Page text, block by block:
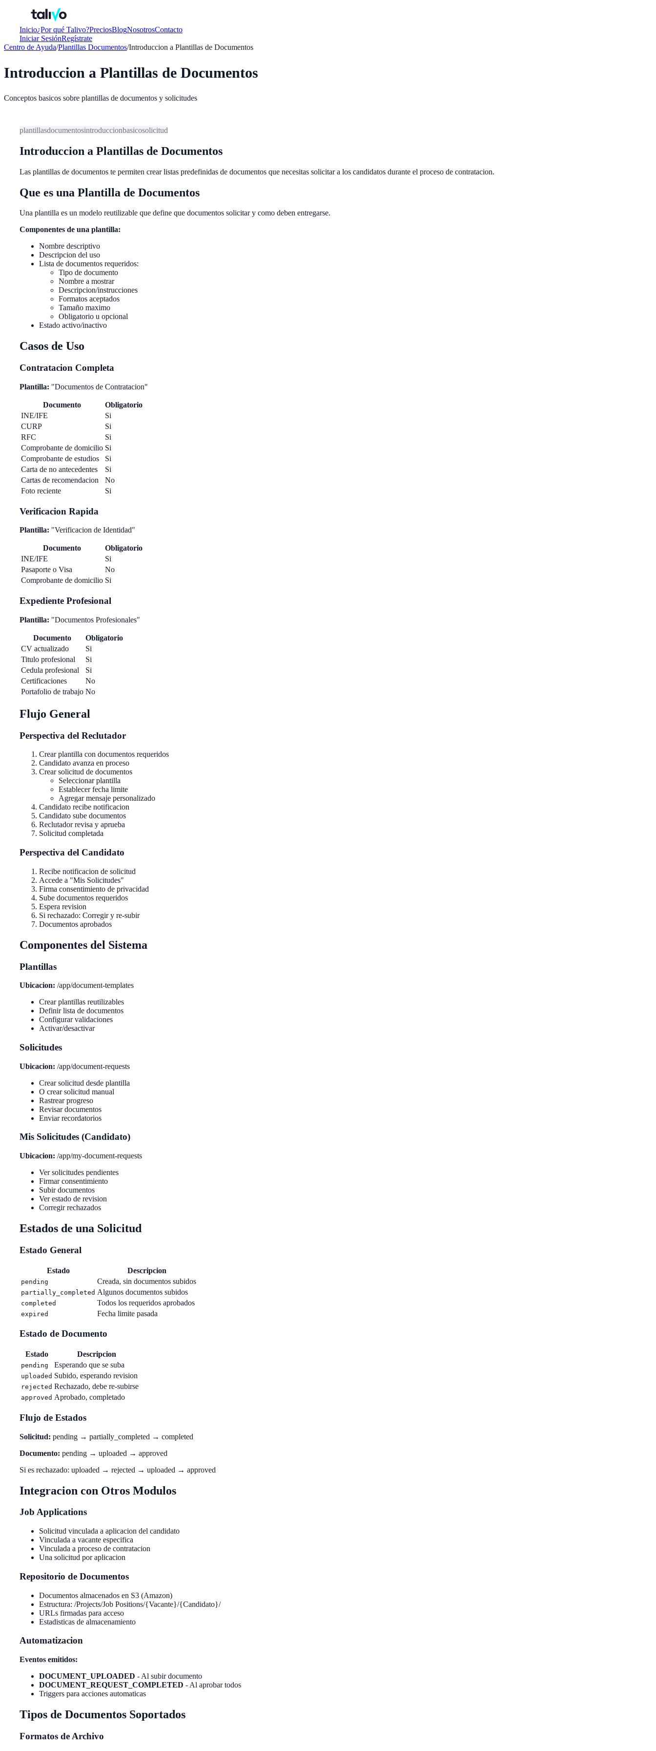
Inicio¿Por qué Talivo?PreciosBlogNosotrosContacto
Iniciar SesiónRegístrate
Centro de Ayuda/Plantillas Documentos/Introduccion a Plantillas de Documentos
Introduccion a Plantillas de Documentos
Conceptos basicos sobre plantillas de documentos y solicitudes
plantillasdocumentosintroduccionbasicosolicitud
Introduccion a Plantillas de Documentos
Las plantillas de documentos te permiten crear listas predefinidas de documentos que necesitas solicitar a los candidatos durante el proceso de contratacion.
Que es una Plantilla de Documentos
Una plantilla es un modelo reutilizable que define que documentos solicitar y como deben entregarse.
Componentes de una plantilla:
Nombre descriptivo
Descripcion del uso
Lista de documentos requeridos:
Tipo de documento
Nombre a mostrar
Descripcion/instrucciones
Formatos aceptados
Tamaño maximo
Obligatorio u opcional
Estado activo/inactivo
Casos de Uso
Contratacion Completa
Plantilla: "Documentos de Contratacion"
Documento
Obligatorio
INE/IFE
Si
CURP
Si
RFC
Si
Comprobante de domicilio Si
Comprobante de estudios
Si
Carta de no antecedentes
Si
Cartas de recomendacion
No
Foto reciente
Si
Verificacion Rapida
Plantilla: "Verificacion de Identidad"
Documento
Obligatorio
INE/IFE
Si
Pasaporte o Visa
No
Comprobante de domicilio Si
Expediente Profesional
Plantilla: "Documentos Profesionales"
Documento
Obligatorio
CV actualizado
Si
Titulo profesional
Si
Cedula profesional
Si
Certificaciones
No
Portafolio de trabajo No
Flujo General
Perspectiva del Reclutador
Crear plantilla con documentos requeridos
Candidato avanza en proceso
Crear solicitud de documentos
Seleccionar plantilla
Establecer fecha limite
Agregar mensaje personalizado
Candidato recibe notificacion
Candidato sube documentos
Reclutador revisa y aprueba
Solicitud completada
Perspectiva del Candidato
Recibe notificacion de solicitud
Accede a "Mis Solicitudes"
Firma consentimiento de privacidad
Sube documentos requeridos
Espera revision
Si rechazado: Corregir y re-subir
Documentos aprobados
Componentes del Sistema
Plantillas
Ubicacion: /app/document-templates
Crear plantillas reutilizables
Definir lista de documentos
Configurar validaciones
Activar/desactivar
Solicitudes
Ubicacion: /app/document-requests
Crear solicitud desde plantilla
O crear solicitud manual
Rastrear progreso
Revisar documentos
Enviar recordatorios
Mis Solicitudes (Candidato)
Ubicacion: /app/my-document-requests
Ver solicitudes pendientes
Firmar consentimiento
Subir documentos
Ver estado de revision
Corregir rechazados
Estados de una Solicitud
Estado General
Estado Descripcion
pending Creada, sin documentos subidos
partially_completed Algunos documentos subidos
completed Todos los requeridos aprobados
expired Fecha limite pasada
Estado de Documento
Estado Descripcion
pending Esperando que se suba
uploaded Subido, esperando revision
rejected Rechazado, debe re-subirse
approved Aprobado, completado
Flujo de Estados
Solicitud: pending → partially_completed → completed
Documento: pending → uploaded → approved
Si es rechazado: uploaded → rejected → uploaded → approved
Integracion con Otros Modulos
Job Applications
Solicitud vinculada a aplicacion del candidato
Vinculada a vacante especifica
Vinculada a proceso de contratacion
Una solicitud por aplicacion
Repositorio de Documentos
Documentos almacenados en S3 (Amazon)
Estructura: /Projects/Job Positions/{Vacante}/{Candidato}/
URLs firmadas para acceso
Estadisticas de almacenamiento
Automatizacion
Eventos emitidos:
DOCUMENT_UPLOADED - Al subir documento
DOCUMENT_REQUEST_COMPLETED - Al aprobar todos
Triggers para acciones automaticas
Tipos de Documentos Soportados
Formatos de Archivo